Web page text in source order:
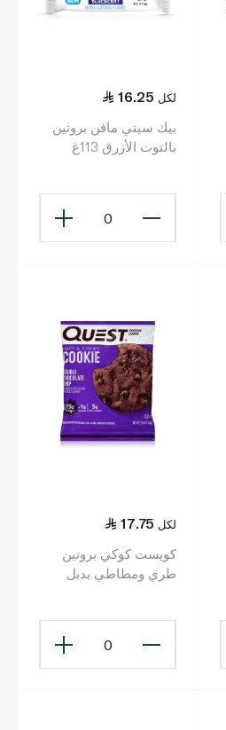
16.25 لكل
بيك سيتي مافن بروتين
بالتوت الأزرق 113غ
0
17.75 لكل
كويست كوكي بروتين
طري ومطاطي بدبل
0